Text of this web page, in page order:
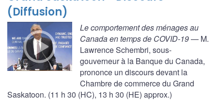
(Diffusion)
Le comportement des ménages au
Canada en temps de COVID-19— M.
Lawrence Schembri, sous-
gouverneur à la Banque du Canada,
prononce un discours devant la
Chambre de commerce du Grand
Saskatoon. (11 h 30 (HC), 13 h 30 (HE) approx.)